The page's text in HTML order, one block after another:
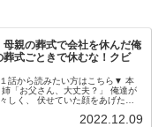
母親の葬式で会社を休んだ俺
葬式ごときで休むな！クビ
話から読みたい方はこちら▼ 本
「お父さん、大丈夫？」 俺達が
しく、 伏せていた顔をあげた。
2022.12.09